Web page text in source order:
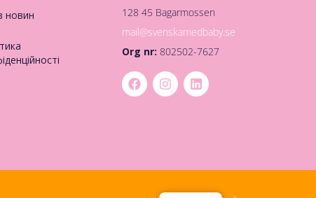
новин
128 45 Bagarmossen
mail@svenskamedbaby.se
Org nr: 802502-7627